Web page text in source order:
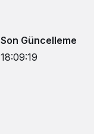
Son Güncelleme
18:09:19